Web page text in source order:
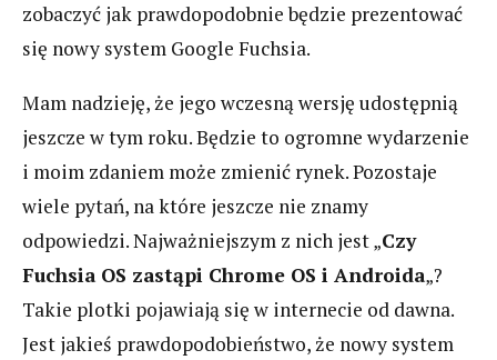
zobaczyć jak prawdopodobnie będzie prezentować
się nowy system Google Fuchsia.
Mam nadzieję, że jego wczesną wersję udostępnią
jeszcze w tym roku. Będzie to ogromne wydarzenie
i moim zdaniem może zmienić rynek. Pozostaje
wiele pytań, na które jeszcze nie znamy
odpowiedzi. Najważniejszym z nich jest „Czy
Fuchsia OS zastąpi Chrome OS i Androida„?
Takie plotki pojawiają się w internecie od dawna.
Jest jakieś prawdopodobieństwo, że nowy system